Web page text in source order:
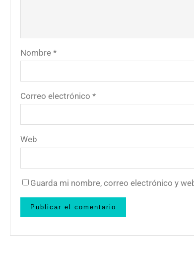
Nombre *
Correo electrónico *
Web
Guarda mi nombre, correo electrónico y